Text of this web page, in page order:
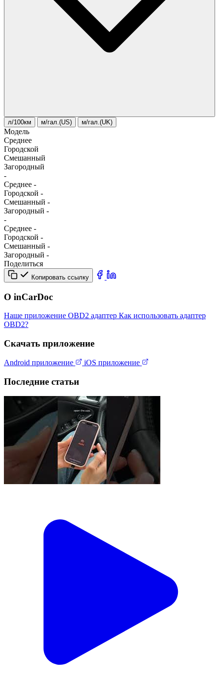
л/100км м/гал.(US) м/гал.(UK)
Модель
Среднее
Городской
Смешанный
Загородный
-
Среднее -
Городской -
Смешанный -
Загородный -
-
Среднее -
Городской -
Смешанный -
Загородный -
Поделиться
Копировать ссылку
О inCarDoc
Наше приложение OBD2 адаптер Как использовать адаптер
OBD2?
Скачать приложение
Android приложение iOS приложение
Последние статьи